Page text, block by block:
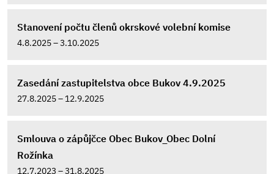
Stanovení počtu členů okrskové volební komise
4.8.2025 – 3.10.2025
Zasedání zastupitelstva obce Bukov 4.9.2025
27.8.2025 – 12.9.2025
Smlouva o zápůjčce Obec Bukov_Obec Dolní
Rožínka
12.7.2023 – 31.8.2025